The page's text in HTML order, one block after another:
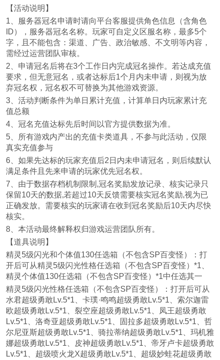
【活动说明】
1、服务器冠名申请时请向平台客服提供角色信息（含角色
ID），服务器冠名名称。玩家可自定义区服名称，最多5个
字，且不能包含：渠道、广告、政治敏感、不文明等内容，
需经过运营团队审核。
2、申请冠名后将在3个工作日内完成冠名操作。若达成充值
要求，但无意冠名，或者达标后1个月内未申请，则视为放
弃冠名权，冠名权不可替换为其他游戏资源。
3、活动判断条件为单日累计充值，计算单日内玩家累计充
值总额
4、冠名充值达标先后时间以官方提供数据为准。
5、所有游戏内产出的充值卡类道具，不参与此活动，仅限
真实充值参与
6、如果先达标的玩家充值后2日内未申请冠名，则后续默认
满足条件且先来申请的玩家优先冠名权。
7、由于数据存档机制限制,冠名奖励发放记录、核实记录只
保留10天的数据,若超过10天反馈需要核实冠名奖励,视为已
正确发放。需要核实的玩家请在收到冠名奖励后10天内尽快
核实。
8、本活动最终解释权归游戏运营团队所有。
【道具说明】
精灵5级闪光和个体值130任选箱（不包含SP百变怪）：打
开后可从精灵5级闪光性格任选箱（不包含SP百变怪）*1、
精灵个体值130任选箱（不包含SP百变怪）*1中任选其一
精灵5级闪光性格任选箱（不包含SP百变怪）：打开后可从
水君超级勇敢Lv.5*1、卡璞·鸣鸣超级勇敢Lv.5*1、索尔迦雷
欧超级勇敢Lv.5*1、裂空座超级勇敢Lv.5*1、凤王超级勇敢
Lv.5*1、洛奇亚超级勇敢Lv.5*1、固拉多超级勇敢Lv.5*1、哲
尔尼亚斯超级勇敢Lv.5*1、骑拉蒂纳超级勇敢Lv.5*1、玛机雅
娜超级勇敢Lv.5*1、皮神超级勇敢Lv.5*1、帝牙卢卡超级勇敢
Lv.5*1、超级喷火龙X超级勇敢Lv.5*1、超级妙蛙花超级勇敢